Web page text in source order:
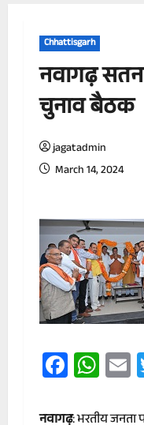
Chhattisgarh
नवागढ़
चुनाव बैठक
jagatadmin
March 14, 2024